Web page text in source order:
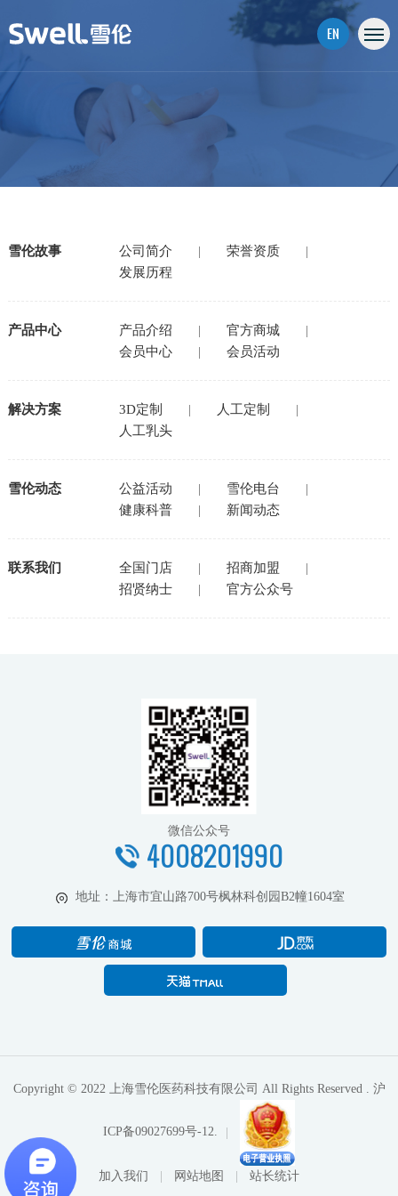
EN
雪伦故事 公司简介 | 荣誉资质
|
发展历程
产品中心 产品介绍 | 官方商城
|
会员中心
| 会员活动
解决方案 3D定制 | 人工定制
|
人工乳头
雪伦动态 公益活动 | 雪伦电台
|
健康科普
| 新闻动态
联系我们 全国门店 | 招商加盟
|
招贤纳士
| 官方公众号
微信公众号
4008201990
地址： 上海市宜山路700号枫林科创园B2幢1604室
Copyright © 2022 上海雪伦医药科技有限公司 All Rights Reserved . 沪
ICP备09027699号-12.
加入我们 网站地图 站长统计